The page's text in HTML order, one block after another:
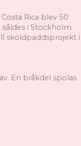
Rica blev 50
såldes i Stockholm
sköldpaddsprojekt i
En bråkdel spolas